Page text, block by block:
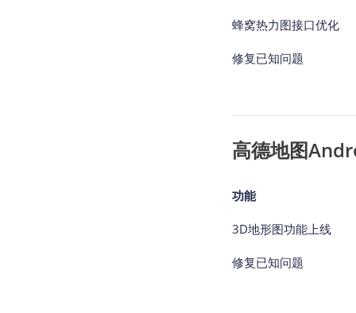
蜂窝热力图接口优化
修复已知问题
高德地图
功能
3D地形图功能上线
修复已知问题